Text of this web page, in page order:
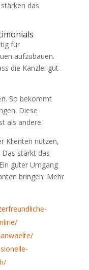
das
für
aufzubauen.
die Kanzlei gut
So bekommt
Diese
als andere.
Klienten nutzen,
Das stärkt das
guter Umgang
bringen. Mehr